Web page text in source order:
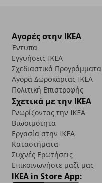
Αγορές στην IKEA
Έντυπα
Εγγυήσεις IKEA
Σχεδιαστικά Προγράμματα
Αγορά Δωρoκάρτας IKEA
Πολιτική Επιστροφής
Σχετικά με την IKEA
Γνωρίζοντας την IKEA
Βιωσιμότητα
Εργασία στην IKEA
Καταστήματα
Συχνές Ερωτήσεις
Επικοινωνήστε μαζί μας
IKEA in Store App: